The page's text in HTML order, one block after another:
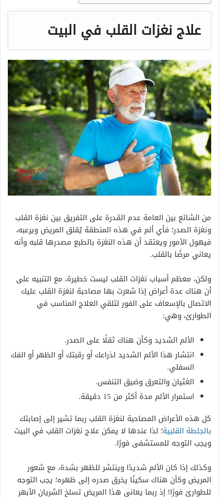
علاج نغزات القلب في البيت
من الشائع بين العامة عدم القدرة على التفريق بين نغزة القلب
ونغزة الصدر؛ فأي ألم في هذه المنطقة يُقلق المريض ويرعبه،
فيهول الأمور ويعتقد أن هذه النغزة بالطبع مصدرها قلبه وأنه
يعاني مرضًا بالقلب.
ولكن، معظم أسباب نغزات القلب ليست خطيرة، مع التنبيه على
أن هناك عدة أعراض إذا شعرت بها مصاحبة لنغزة القلب عليك
الاتصال بالإسعاف على الفور لتلقي العلاج المناسب في
الطوارئ، وهي:
الألم الشديد وكأن هناك ثقلًا على الصدر.
انتشار هذا الألم الشديد لذراعك أو رقبتك أو الظهر أو الفك
السفلي.
الغثيان والتعرق وضيق التنفس.
استمرار الألم مدة أكثر من 15 دقيقة.
كل هذه الأعراض المصاحبة لنغزة القلب ربما تشير إلى إصابتك
بالجلطة القلبية؛ لذا عندها لا يمكن علاج نغزات القلب في البيت
ويجب التوجه للمستشفى فورًا.
وكذلك إذا كان الألم شديدًا وينتشر للظهر بشدة، مع شعور
المريض وكأن هناك سكينًا يخرق صدره إلى ظهره؛ يجب التوجه
للطوارئ فورًا! إذ ربما يعاني هذا المريض تسلخ الشريان الأبهر